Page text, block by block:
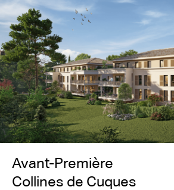
Avant-Première
Collines de Cuques